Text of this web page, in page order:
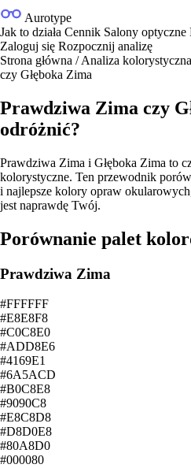
Aurotype
Jak to działa Cennik Salony optyczne
Zaloguj się Rozpocznij analizę
Strona główna / Analiza kolorystyczna
czy Głęboka Zima
Prawdziwa Zima czy
odróżnić?
Prawdziwa Zima i Głęboka Zima to
kolorystyczne. Ten przewodnik
i najlepsze kolory opraw
jest naprawdę Twój.
Porównanie palet
Prawdziwa Zima
#FFFFFF
#E8E8F8
#C0C8E0
#ADD8E6
#4169E1
#6A5ACD
#B0C8E8
#9090C8
#E8C8D8
#D8D0E8
#80A8D0
#000080